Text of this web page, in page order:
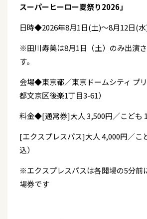
スーパーヒーロー夏祭り2026」
日時◆2026年8月1日(土)～8月12日(
※田川寿美は8月1日（土）のみ出演
す。
会場◆東京都／東京ドームシティ プ
都文京区後楽1丁目3-61）
料金◆[通常券]大人 3,500円／こども
[エクスプレスパス]大人 4,000円／こ
込）
※エクスプレスパスは各開場の5分前
場券です